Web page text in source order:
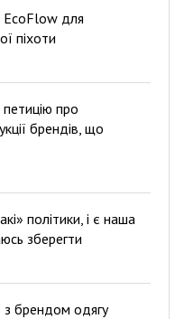
EcoFlow для
піхоти
про
брендів, що
політики, і є наша
зберегти
з брендом одягу